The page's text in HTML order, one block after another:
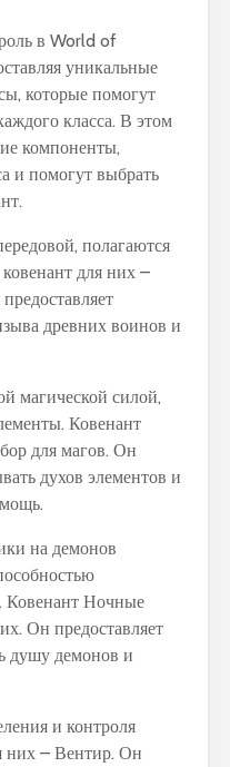
в World of
уникальные
которые помогут
класса. В этом
компоненты,
и помогут выбрать
полагаются
для них –
древних воинов и
магической силой,
Ковенант
для магов. Он
духов элементов и
на демонов
Ковенант Ночные
Он предоставляет
душу демонов и
и контроля
них – Вентир. Он